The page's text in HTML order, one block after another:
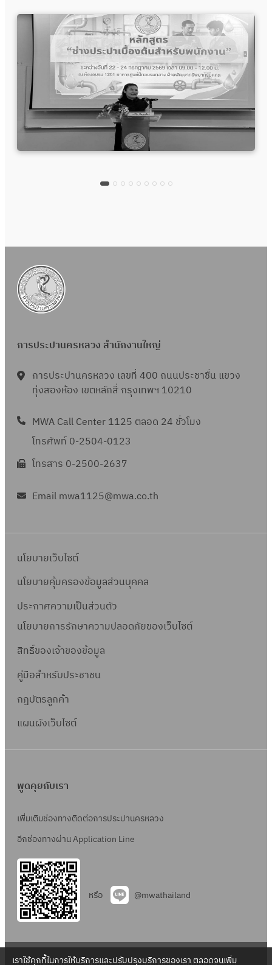
การประปานครหลวง สำนักงานใหญ่
การประปานครหลวง เลขที่ 400 ถนนประชาชื่น แขวง
ทุ่งสองห้อง เขตหลักสี่ กรุงเทพฯ 10210
MWA Call Center 1125 ตลอด 24 ชั่วโมง
โทรศัพท์ 0-2504-0123
โทรสาร 0-2500-2637
Email mwa1125@mwa.co.th
นโยบายเว็บไซต์
นโยบายคุ้มครองข้อมูลส่วนบุคคล
ประกาศความเป็นส่วนตัว
นโยบายการรักษาความปลอดภัยของเว็บไซต์
สิทธิ์ของเจ้าของข้อมูล
คู่มือสำหรับประชาชน
กฎบัตรลูกค้า
แผนผังเว็บไซต์
พูดคุยกับเรา
เพิ่มเติมช่องทางติดต่อการประปานครหลวง
อีกช่องทางผ่าน Application Line
หรือ @mwathailand
เราใช้คุกกี้ในการให้บริการและปรับปรุงบริการของเรา ตลอดจนเพิ่ม